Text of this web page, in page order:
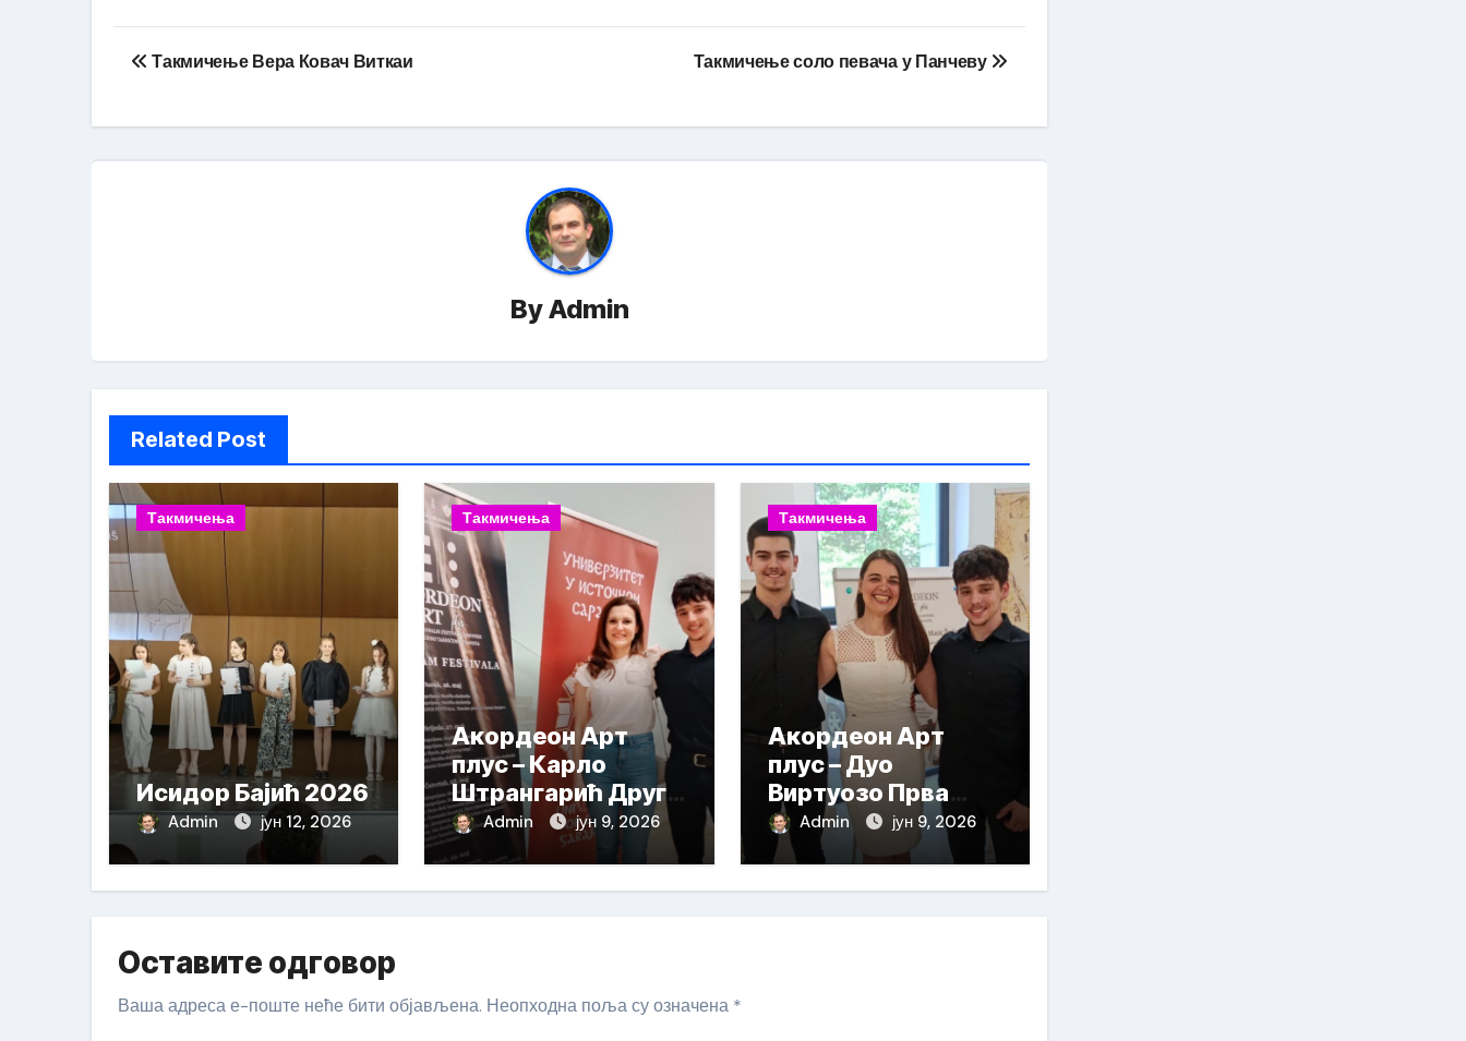
Кретање
Такмичење Вера Ковач Виткаи Такмичење соло певача у Панчеву
ByAdmin
Related Post
Такмичења
Исидор Бајић 2026
Admin јун 12, 2026
Такмичења
Акордеон Арт
плус – Карло
Штрангарић Друга
Награда
Admin јун 9, 2026
Такмичења
Акордеон Арт
плус – Дуо
Виртуозо Прва
награда
Admin јун 9, 2026
Оставите одговор
Ваша адреса е-поште неће бити објављена. Неопходна поља су означена *